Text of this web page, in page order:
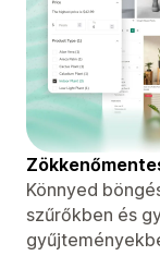
Könnyed
szűrőkben és